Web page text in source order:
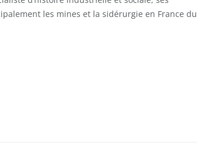
les mines et la sidérurgie en France du